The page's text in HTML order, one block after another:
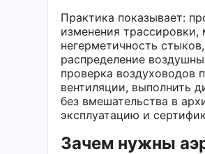
Практика показывает:
изменения трассировки,
негерметичность
распределение
проверка воздуховодов
вентиляции, выполнить
без вмешательства в
эксплуатацию и
Зачем нужны